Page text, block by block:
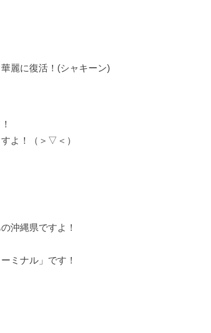
麗に復活！(シャキーン)
よ！（＞▽＜）
沖縄県ですよ！
ミナル」です！